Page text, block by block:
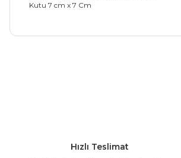
Kutu 7 cm x 7 Cm
Hızlı Teslimat